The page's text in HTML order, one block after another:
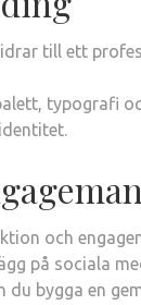
till ett
typografi
och
på sociala
bygga en